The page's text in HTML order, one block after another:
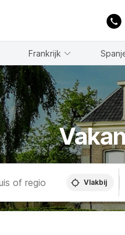
Frankrijk
Vlakbij